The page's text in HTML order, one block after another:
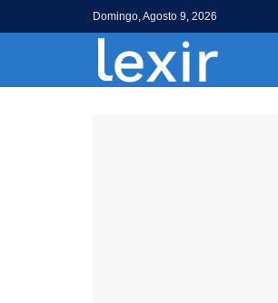
Domingo, Agosto 9, 2026